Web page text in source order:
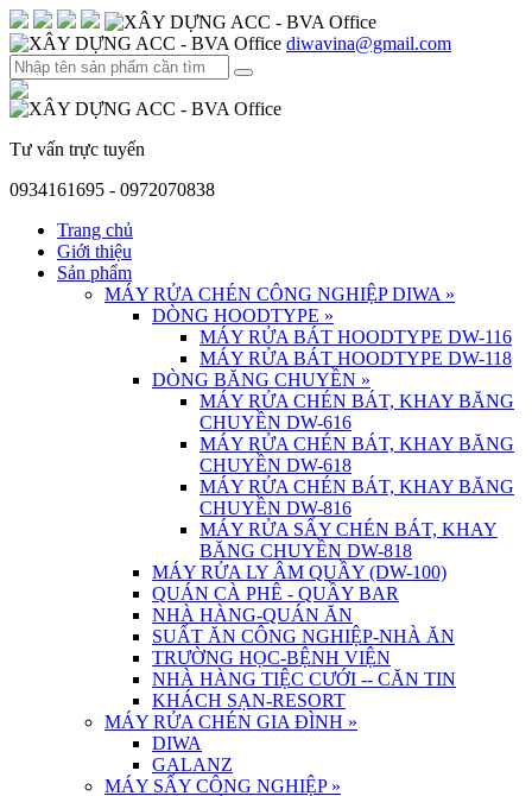
diwavina@gmail.com
Tư vấn trực tuyến
0934161695 - 0972070838
Trang chủ
Giới thiệu
Sản phẩm
MÁY RỬA CHÉN CÔNG NGHIỆP DIWA »
DÒNG HOODTYPE »
MÁY RỬA BÁT HOODTYPE DW-116
MÁY RỬA BÁT HOODTYPE DW-118
DÒNG BĂNG CHUYỀN »
MÁY RỬA CHÉN BÁT, KHAY BĂNG
CHUYỀN DW-616
MÁY RỬA CHÉN BÁT, KHAY BĂNG
CHUYỀN DW-618
MÁY RỬA CHÉN BÁT, KHAY BĂNG
CHUYỀN DW-816
MÁY RỬA SẤY CHÉN BÁT, KHAY
BĂNG CHUYỀN DW-818
MÁY RỬA LY ÂM QUẦY (DW-100)
QUÁN CÀ PHÊ - QUẦY BAR
NHÀ HÀNG-QUÁN ĂN
SUẤT ĂN CÔNG NGHIỆP-NHÀ ĂN
TRƯỜNG HỌC-BỆNH VIỆN
NHÀ HÀNG TIỆC CƯỚI -- CĂN TIN
KHÁCH SẠN-RESORT
MÁY RỬA CHÉN GIA ĐÌNH »
DIWA
GALANZ
MÁY SẤY CÔNG NGHIỆP »